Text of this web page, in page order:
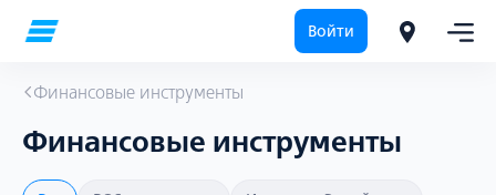
Войти
Финансовые инструменты
Финансовые инструменты